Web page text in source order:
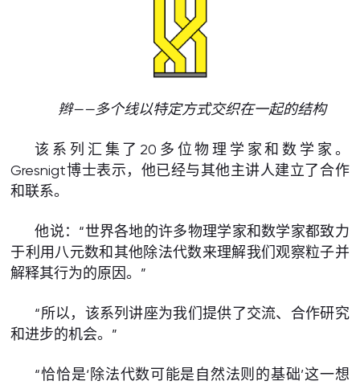
辫——多个线以特定方式交织在一起的结构
该系列汇集了20多位物理学家和数学家。
Gresnigt博士表示，他已经与其他主讲人建立了合作
和联系。
他说：“世界各地的许多物理学家和数学家都致力
于利用八元数和其他除法代数来理解我们观察粒子并
解释其行为的原因。”
“所以，该系列讲座为我们提供了交流、合作研究
和进步的机会。”
“恰恰是‘除法代数可能是自然法则的基础’这一想